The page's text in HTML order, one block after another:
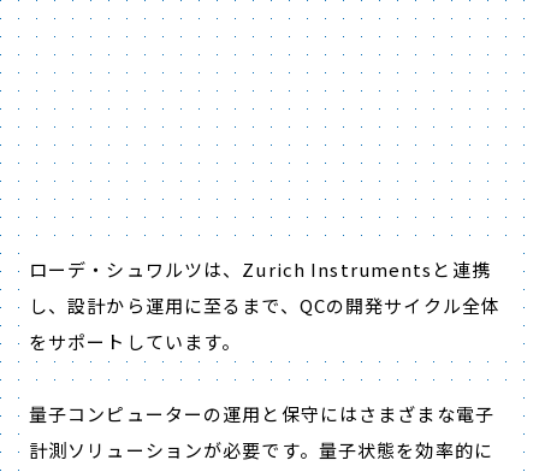
ローデ・シュワルツは、Zurich Instrumentsと連携
し、設計から運用に至るまで、QCの開発サイクル全体
をサポートしています。
量子コンピューターの運用と保守にはさまざまな電子
計測ソリューションが必要です。量子状態を効率的に